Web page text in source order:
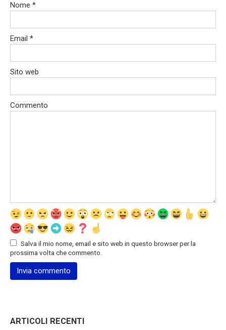
Nome *
Email *
Sito web
Commento
Salva il mio nome, email e sito web in questo browser per la
prossima volta che commento.
ARTICOLI RECENTI